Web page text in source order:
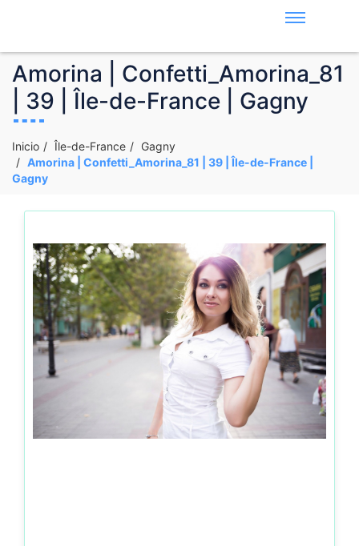
Amorina | Confetti_Amorina_81
| 39 | Île-de-France | Gagny
Inicio Île-de-France
Gagny
Amorina | Confetti_Amorina_81 | 39 | Île-de-France |
Gagny